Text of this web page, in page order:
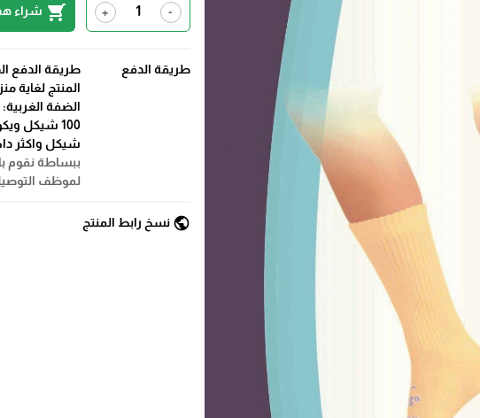
-
+
shopping_cart شراء
طريقة الدفع
طريقة الدفع
المنتج لغاية
شيكل واكثر داخل
ببساطة نقوم
لموظف
public نسخ رابط المنتج